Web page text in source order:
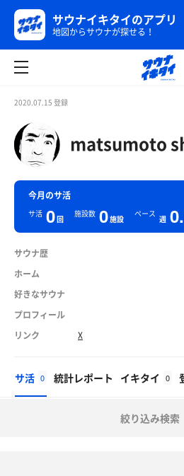
サウナイキタイのアプリ
地図からサウナが探せる！
2020.07.15 登録
matsumoto
今月のサ活
サ活 0回
施設数 0施設
ペース
週
サウナ歴
ホーム
好きなサウナ
プロフィール
リンク
X
サ活 0 統計レポート イキタイ 0
絞り込み検索